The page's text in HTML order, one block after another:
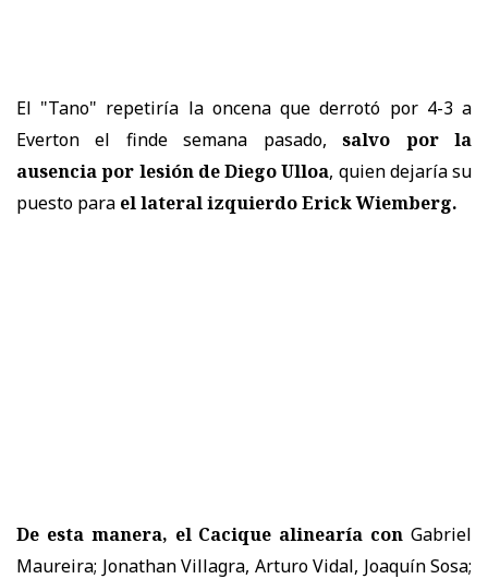
El "Tano" repetiría la oncena que derrotó por 4-3 a
Everton el finde semana pasado,salvo por la
ausencia por lesión de Diego Ulloa, quien dejaría su
puesto para el lateral izquierdo Erick Wiemberg.
De esta manera, el Cacique alinearía con Gabriel
Maureira; Jonathan Villagra, Arturo Vidal, Joaquín Sosa;